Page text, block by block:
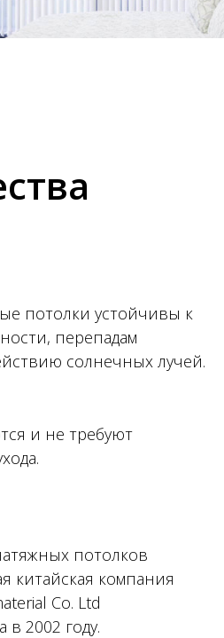
потолки устойчивы к
перепадам
солнечных лучей.
и не требуют
потолков
китайская компания
Co. Ltd
2002 году.